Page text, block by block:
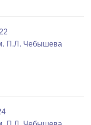
П.Л. Чебышева